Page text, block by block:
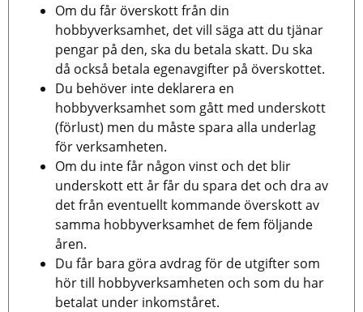
Om du får överskott från din
hobbyverksamhet, det vill säga att du tjänar
pengar på den, ska du betala skatt. Du ska
då också betala egenavgifter på överskottet.
Du behöver inte deklarera en
hobbyverksamhet som gått med underskott
(förlust) men du måste spara alla underlag
för verksamheten.
Om du inte får någon vinst och det blir
underskott ett år får du spara det och dra av
det från eventuellt kommande överskott av
samma hobbyverksamhet de fem följande
åren.
Du får bara göra avdrag för de utgifter som
hör till hobbyverksamheten och som du har
betalat under inkomståret.